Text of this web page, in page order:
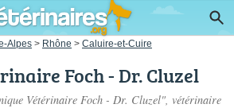
Alpes > Rhône > Caluire-et-Cuire
Foch - Dr. Cluzel
Vétérinaire Foch - Dr. Cluzel", vétérinaire